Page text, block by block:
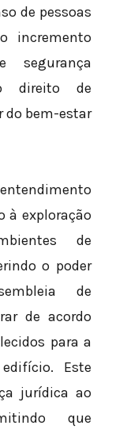
de pessoas
incremento
segurança
direito de
do bem-estar
à exploração
de
o poder
de
de acordo
para a
Este
jurídica ao
que